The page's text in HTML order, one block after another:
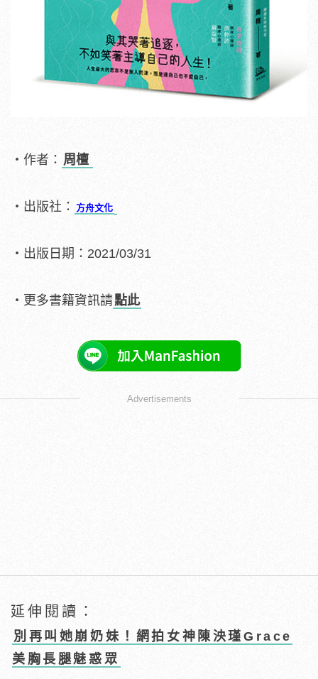
・作者： 周檀
・出版社： 方舟文化
・出版日期：2021/03/31
・更多書籍資訊請點此
Advertisements
延伸閱讀：
別再叫她崩奶妹！網拍女神陳泱瑾Grace
美胸長腿魅惑眾